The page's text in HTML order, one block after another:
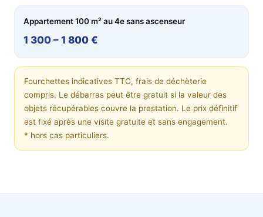
Appartement 100 m² au 4e sans ascenseur
1 300 – 1 800 €
Fourchettes indicatives TTC, frais de déchèterie
compris. Le débarras peut être gratuit si la valeur des
objets récupérables couvre la prestation. Le prix définitif
est fixé après une visite gratuite et sans engagement.
* hors cas particuliers.